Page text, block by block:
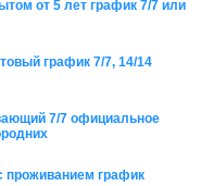
от 5 лет график 7/7 или
график 7/7, 14/14
7/7 официальное
проживанием график